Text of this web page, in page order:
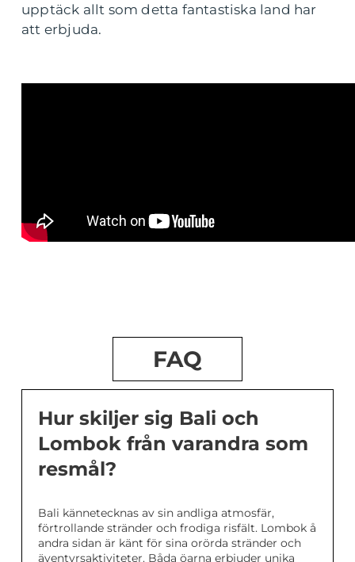
upptäck allt som detta fantastiska land har
att erbjuda.
FAQ
Hur skiljer sig Bali och
Lombok från varandra som
resmål?
Bali kännetecknas av sin andliga atmosfär,
förtrollande stränder och frodiga risfält. Lombok å
andra sidan är känt för sina orörda stränder och
äventyrsaktiviteter. Båda öarna erbjuder unika